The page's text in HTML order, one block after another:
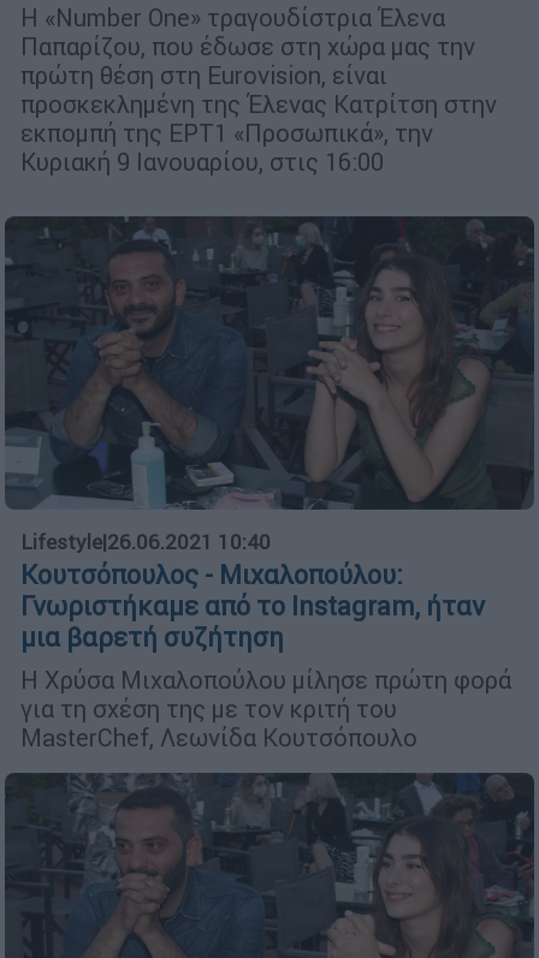
Η «Number One» τραγουδίστρια Έλενα
Παπαρίζου, που έδωσε στη χώρα μας την
πρώτη θέση στη Eurovision, είναι
προσκεκλημένη της Έλενας Κατρίτση στην
εκπομπή της ΕΡΤ1 «Προσωπικά», την
Κυριακή 9 Ιανουαρίου, στις 16:00
Lifestyle|26.06.2021 10:40
Κουτσόπουλος - Μιχαλοπούλου:
Γνωριστήκαμε από το Instagram, ήταν
μια βαρετή συζήτηση
Η Χρύσα Μιχαλοπούλου μίλησε πρώτη φορά
για τη σχέση της με τον κριτή του
MasterChef, Λεωνίδα Κουτσόπουλο